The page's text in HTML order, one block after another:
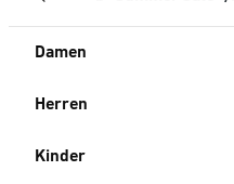
Damen
Herren
Kinder